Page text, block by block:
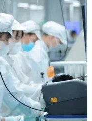
thiếu